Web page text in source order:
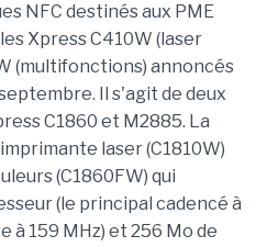
NFC destinés aux PME
Xpress C410W (laser
(multifonctions) annoncés
Il s'agit de deux
C1860 et M2885. La
laser (C1810W)
(C1860FW) qui
(le principal cadencé à
à 159 MHz) et 256 Mo de